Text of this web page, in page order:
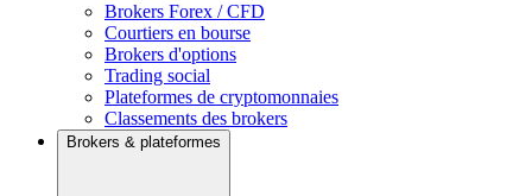
Brokers Forex / CFD
Courtiers en bourse
Brokers d'options
Trading social
Plateformes de cryptomonnaies
Classements des brokers
Brokers & plateformes